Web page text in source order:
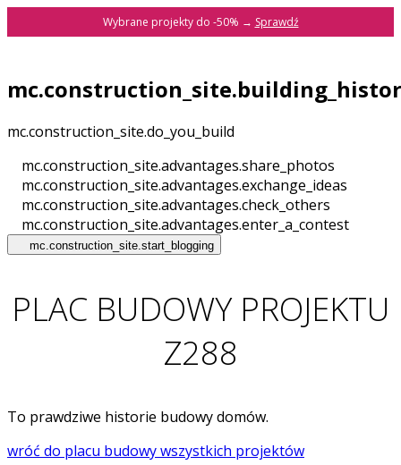
Wybrane projekty do -50% → Sprawdź
mc.construction_site.do_you_build
mc.construction_site.advantages.share_photos
mc.construction_site.advantages.exchange_ideas
mc.construction_site.advantages.check_others
mc.construction_site.advantages.enter_a_contest
mc.construction_site.start_blogging
PLAC BUDOWY PROJEKTU
Z288
To prawdziwe historie budowy domów.
wróć do placu budowy wszystkich projektów